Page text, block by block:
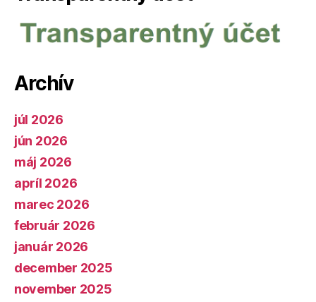
Archív
júl 2026
jún 2026
máj 2026
apríl 2026
marec 2026
február 2026
január 2026
december 2025
november 2025